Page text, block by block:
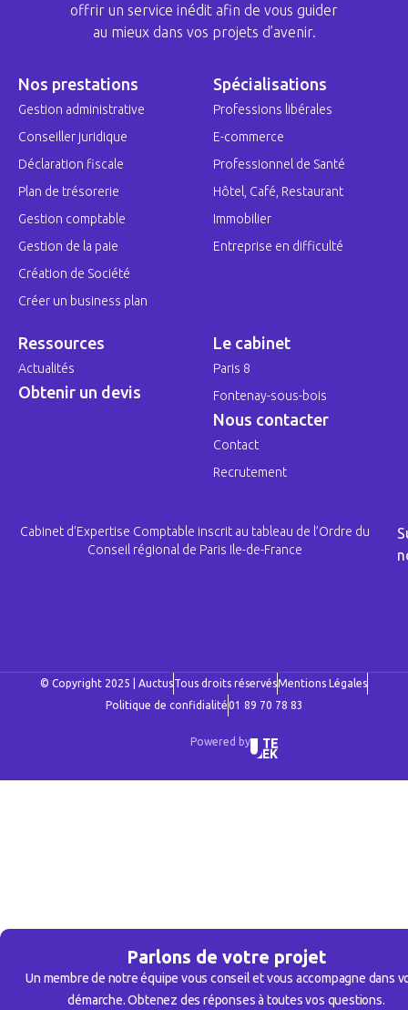
Parlons de votre projet
Un membre de notre équipe vous conseil et vous accompagne dans
démarche. Obtenez des réponses à toutes vos questions.
offrir un service inédit afin de vous guider
au mieux dans vos projets d’avenir.
Nos prestations
Gestion administrative
Conseiller juridique
Déclaration fiscale
Plan de trésorerie
Gestion comptable
Gestion de la paie
Création de Société
Créer un business plan
Spécialisations
Professions libérales
E-commerce
Professionnel de Santé
Hôtel, Café, Restaurant
Immobilier
Entreprise en difficulté
Ressources
Actualités
Obtenir un devis
Le cabinet
Paris 8
Fontenay-sous-bois
Nous contacter
Contact
Recrutement
Cabinet d’Expertise Comptable inscrit au tableau de l’Ordre du
Conseil régional de Paris Ile-de-France
© Copyright 2025 | AuctusTous droits réservésMentions Légales
Politique de confidialité01 89 70 78 83
Powered by